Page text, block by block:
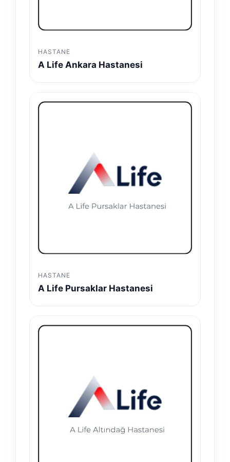
HASTANE
A Life Ankara Hastanesi
HASTANE
A Life Pursaklar Hastanesi